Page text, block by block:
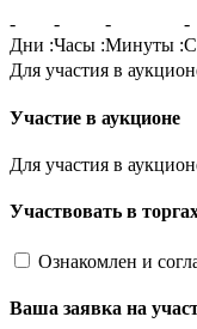
-
Дни :
-
Часы :
-
Минуты :
-
Для участия в
Участие в аукционе
Для участия в
Участвовать в
Ознакомлен и
Ваша заявка на